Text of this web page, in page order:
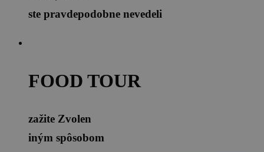
ste pravdepodobne nevedeli
FOOD TOUR
zažite Zvolen
iným spôsobom